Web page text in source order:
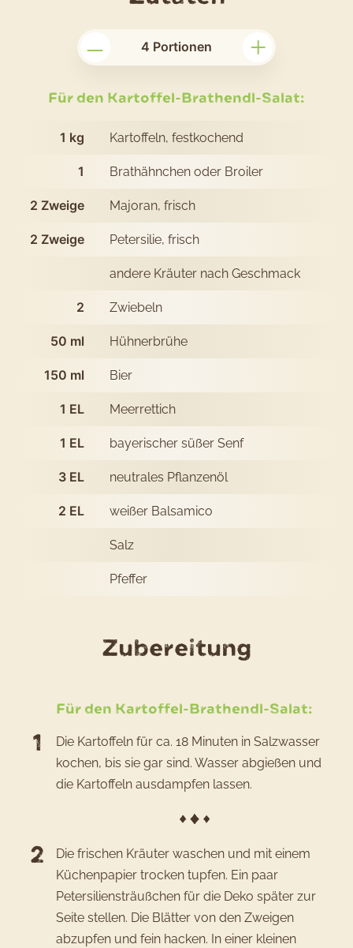
Rezept
kompakt:
Kartoffel-
Salat
Dressing
– 4 Portionen +
Für den Kartoffel-Brathendl-Salat:
1 kg Kartoffeln, festkochend
1 Brathähnchen oder Broiler
2 Zweige Majoran, frisch
2 Zweige Petersilie, frisch
andere Kräuter nach Geschmack
2 Zwiebeln
50 ml Hühnerbrühe
150 ml Bier
1 EL Meerrettich
1 EL bayerischer süßer Senf
3 EL neutrales Pflanzenöl
2 EL weißer Balsamico
Salz
Pfeffer
Zubereitung
Bier-
Für den Kartoffel-Brathendl-Salat:
Die Kartoffeln für ca. 18 Minuten in Salzwasser
kochen, bis sie gar sind. Wasser abgießen und
die Kartoffeln ausdampfen lassen.
Die frischen Kräuter waschen und mit einem
Küchenpapier trocken tupfen. Ein paar
Petersiliensträußchen für die Deko später zur
Seite stellen. Die Blätter von den Zweigen
abzupfen und fein hacken. In einer kleinen